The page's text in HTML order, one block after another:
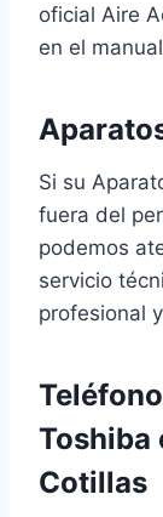
oficial Aire
en el
Si su
fuera del
podemos
servicio
profesional
Toshiba
Cotillas